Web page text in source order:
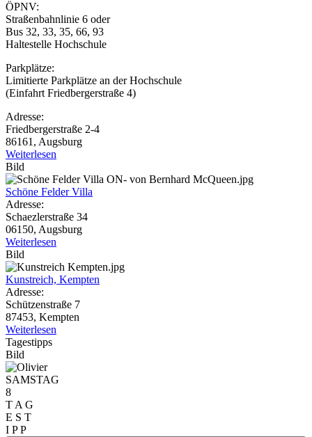
ÖPNV:
Straßenbahnlinie 6 oder
Bus 32, 33, 35, 66, 93
Haltestelle Hochschule
Parkplätze:
Limitierte Parkplätze an der Hochschule
(Einfahrt Friedbergerstraße 4)
Adresse:
Friedbergerstraße 2-4
86161, Augsburg
Weiterlesen
Bild
Schöne Felder Villa
Adresse:
Schaezlerstraße 34
06150, Augsburg
Weiterlesen
Bild
Kunstreich, Kempten
Adresse:
Schützenstraße 7
87453, Kempten
Weiterlesen
Tagestipps
Bild
SAMSTAG
8
T A G
E S T
I P P